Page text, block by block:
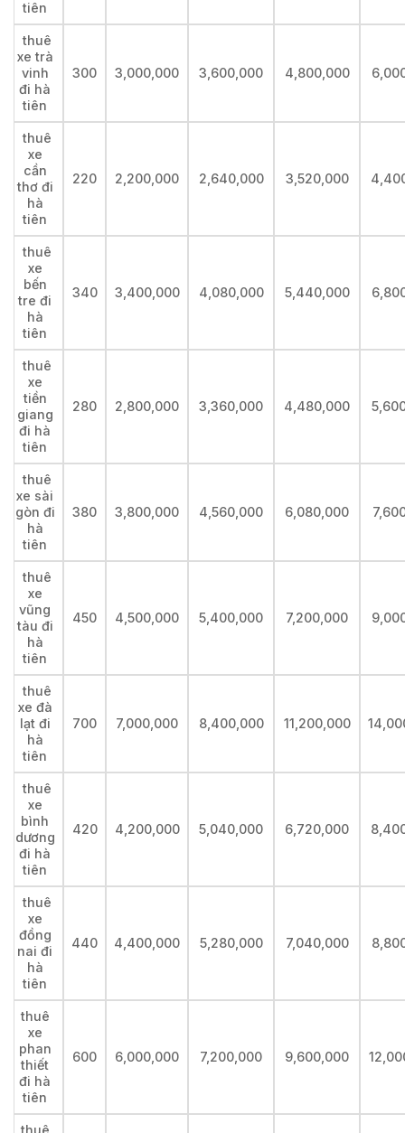
tiên
thuê
xe trà
vinh
đi hà
tiên
300 3,000,000 3,600,000 4,800,000
thuê
xe
cần
thơ đi
hà
tiên
220 2,200,000 2,640,000 3,520,000
thuê
xe
bến
tre đi
hà
tiên
340 3,400,000 4,080,000 5,440,000
thuê
xe
tiền
giang
đi hà
tiên
280 2,800,000 3,360,000 4,480,000
thuê
xe sài
gòn đi
hà
tiên
380 3,800,000 4,560,000 6,080,000
thuê
xe
vũng
tàu đi
hà
tiên
450 4,500,000 5,400,000 7,200,000
thuê
xe đà
lạt đi
hà
tiên
700 7,000,000 8,400,000 11,200,000
thuê
xe
bình
dương
đi hà
tiên
420 4,200,000 5,040,000 6,720,000
thuê
xe
đồng
nai đi
hà
tiên
440 4,400,000 5,280,000 7,040,000
thuê
xe
phan
thiết
đi hà
tiên
600 6,000,000 7,200,000 9,600,000